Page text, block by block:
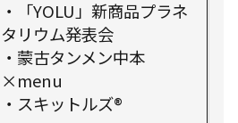
・「YOLU」新商品プラネ
タリウム発表会
・蒙古タンメン中本
×menu
・スキットルズ®